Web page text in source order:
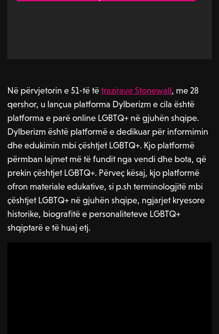
Në përvjetorin e 51-të tëtrazirave Stonewall, me 28
qershor, u lançua platforma Dylberizm e cila është
platforma e parë online LGBTQ+ në gjuhën shqipe.
Dylberizm është platformë e dedikuar për informimin
dhe edukimin mbi çështjet LGBTQ+. Kjo platformë
përmban lajmet më të fundit nga vendi dhe bota, që
prekin çështjet LGBTQ+. Përveç kësaj, kjo platformë
ofron materiale edukative, si p.sh terminologjitë mbi
çështjet LGBTQ+ në gjuhën shqipe, ngjarjet kryesore
historike, biografitë e personaliteteve LGBTQ+
shqiptarë e të huaj etj.